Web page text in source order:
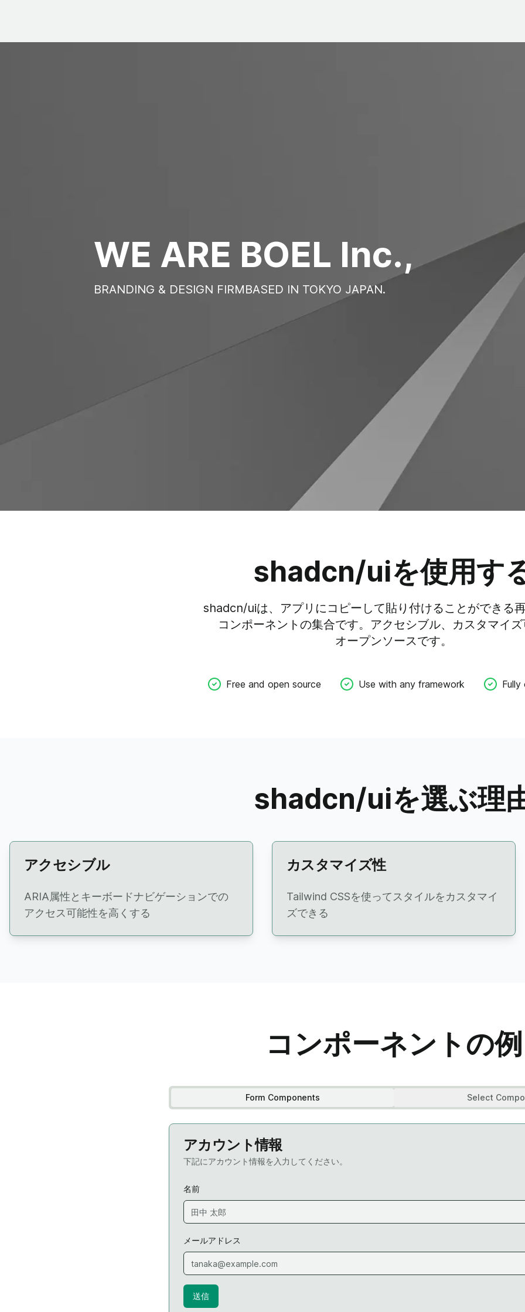
WE ARE BOEL Inc.,
BRANDING & DESIGN FIRMBASED IN TOKYO JAPAN.
shadcn/uiを使用す
shadcn/uiは、 アプリにコピーして貼り付けることができる
コンポーネントの集合です。 アクセシブル、 カスタマイ
オープンソースです。
Free and open source Use with any framework Fully
shadcn/uiを選ぶ理
アクセシブル
ARIA属性とキーボードナビゲーションでの
アクセス可能性を高くする
カスタマイズ性
Tailwind CSSを使ってスタイルをカスタマイ
ズできる
コンポーネントの例
Form Components Select
アカウント情報
下記にアカウント情報を入力してください。
名前
メールアドレス
送信